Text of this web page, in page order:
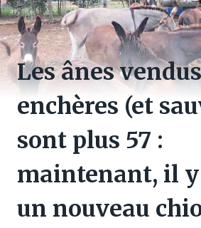
Les ânes
enchères (et
sont plus 57 :
maintenant, il y
un nouveau